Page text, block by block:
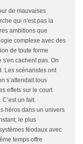
de mauvaises
qui n'est pas la
ambitions que
complexe avec des
de toute forme
cachent pas. On
Les scénaristes ont
s’attendait tous
effets sur le court
un fait.
héros dans un univers
le plus
féodaux avec
temps offre